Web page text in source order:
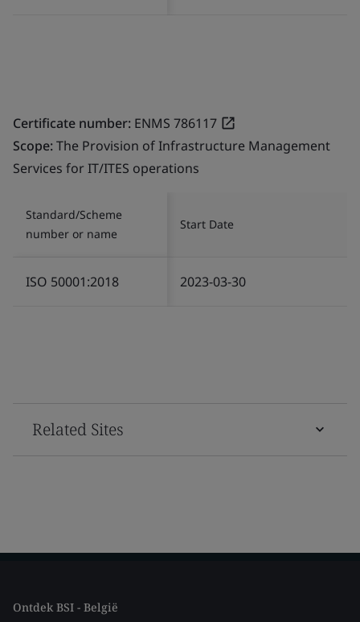
Certificate number: ENMS 786117
Scope:The Provision of Infrastructure Management
Services for IT/ITES operations
Standard/Scheme
number or name
Start Date
ISO 50001:2018 2023-03-30
Related Sites
Ontdek BSI - België